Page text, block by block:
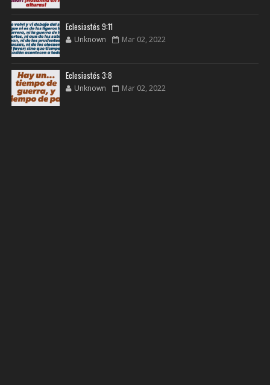
Eclesiastés 9:11
Unknown Mar 02, 2022
Eclesiastés 3:8
Unknown Mar 02, 2022